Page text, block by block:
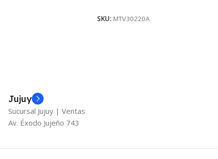
SKU: MTV30220A
Jujuy
Sucursal Jujuy | Ventas
Av. Éxodo Jujeño 743